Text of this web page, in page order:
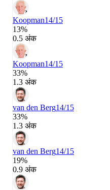
Koopman14/15
13%
0.5 अंक
Koopman14/15
33%
1.3 अंक
van den Berg14/15
33%
1.3 अंक
van den Berg14/15
19%
0.9 अंक